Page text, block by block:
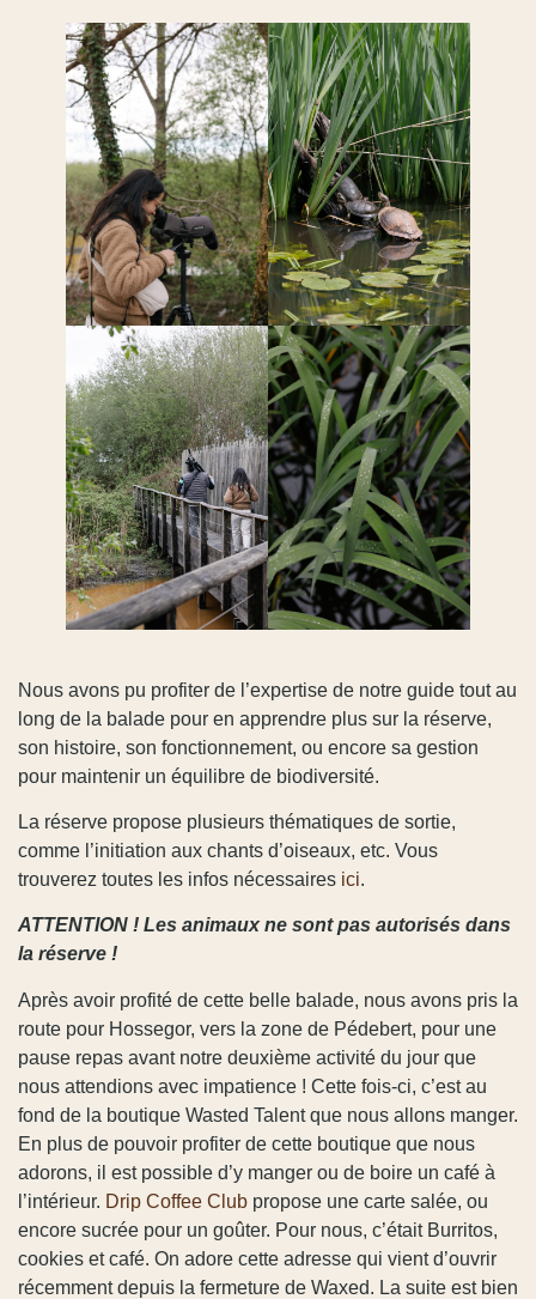
Nous avons pu profiter de l’expertise de notre guide tout au
long de la balade pour en apprendre plus sur la réserve,
son histoire, son fonctionnement, ou encore sa gestion
pour maintenir un équilibre de biodiversité.
La réserve propose plusieurs thématiques de sortie,
comme l’initiation aux chants d’oiseaux, etc. Vous
trouverez toutes les infos nécessaires ici.
ATTENTION ! Les animaux ne sont pas autorisés dans
la réserve !
Après avoir profité de cette belle balade, nous avons pris la
route pour Hossegor, vers la zone de Pédebert, pour une
pause repas avant notre deuxième activité du jour que
nous attendions avec impatience ! Cette fois-ci, c’est au
fond de la boutique Wasted Talent que nous allons manger.
En plus de pouvoir profiter de cette boutique que nous
adorons, il est possible d’y manger ou de boire un café à
l’intérieur. Drip Coffee Club propose une carte salée, ou
encore sucrée pour un goûter. Pour nous, c’était Burritos,
cookies et café. On adore cette adresse qui vient d’ouvrir
récemment depuis la fermeture de Waxed. La suite est bien